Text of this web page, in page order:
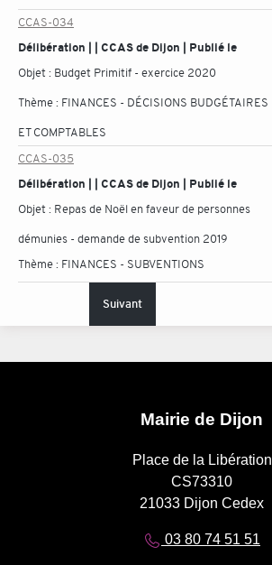
CCAS-034
Délibération | | CCAS de Dijon | Publié le
Objet : Budget Primitif - exercice 2020
Thème : FINANCES - DÉCISIONS BUDGÉTAIRES
ET COMPTABLES
CCAS-035
Délibération | | CCAS de Dijon | Publié le
Objet : Repas de Noël en faveur de personnes
démunies - demande de subvention 2019
Thème : FINANCES - SUBVENTIONS
Suivant
Mairie de Dijon
Place de la Libération
CS73310
21033 Dijon Cedex
03 80 74 51 51